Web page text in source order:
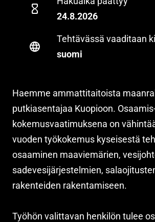
Haemme ammattitaitoista
putkiasentajaa Kuopioon.
kokemusvaatimuksena on
vuoden työkokemus kyseisestä
osaaminen maaviemärien,
sadevesijärjestelmien,
rakenteiden rakentamiseen.
Työhön valittavan henkilön tulee
24.8.2026
Tehtävässä vaaditaan
suomi